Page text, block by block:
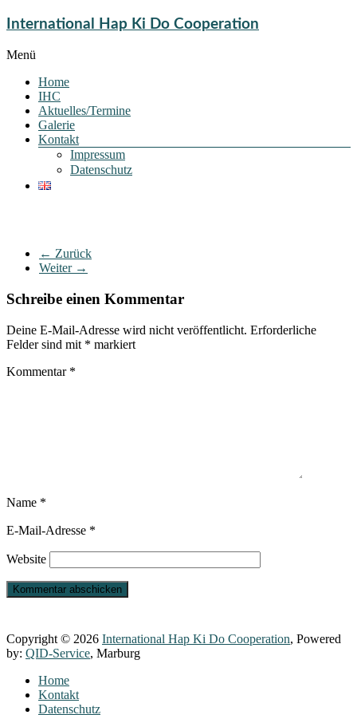
International Hap Ki Do Cooperation
Menü
Home
IHC
Aktuelles/Termine
Galerie
Kontakt
Impressum
Datenschutz
← Zurück
Weiter →
Schreibe einen Kommentar
Deine E-Mail-Adresse wird nicht veröffentlicht. Erforderliche
Felder sind mit * markiert
Kommentar *
Name *
E-Mail-Adresse *
Website
Copyright © 2026 International Hap Ki Do Cooperation, Powered
by: QID-Service, Marburg
Home
Kontakt
Datenschutz